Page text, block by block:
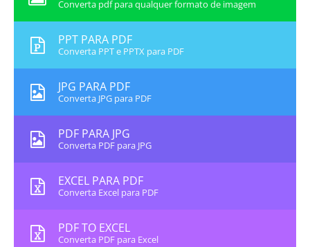
Converta pdf para qualquer formato de imagem
PPT PARA PDF
Converta PPT e PPTX para PDF
JPG PARA PDF
Converta JPG para PDF
PDF PARA JPG
Converta PDF para JPG
EXCEL PARA PDF
Converta Excel para PDF
PDF TO EXCEL
Converta PDF para Excel